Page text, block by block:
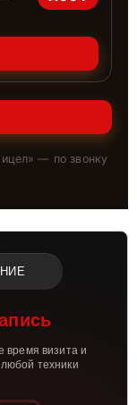
» — по звонку
время визита и
техники